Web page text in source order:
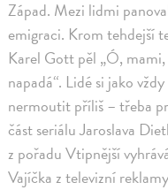
Západ. Mezi lidmi
emigraci. Krom tehdejší
Karel Gott pěl „Ó,
napadá“. Lidé si jako
nermoutit příliš – třeba
část seriálu Jaroslava
z pořadu Vtipnější
Vajíčka z televizní